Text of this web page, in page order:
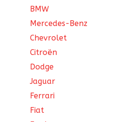
BMW
Mercedes-Benz
Chevrolet
Citroën
Dodge
Jaguar
Ferrari
Fiat